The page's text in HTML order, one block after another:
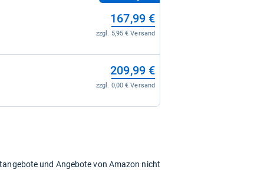
167,99 €
zzgl. 5,95 € Versand
209,99 €
zzgl. 0,00 € Versand
und Angebote von Amazon nicht